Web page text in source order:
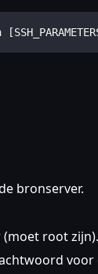
bronserver.
(moet root zijn).
voor